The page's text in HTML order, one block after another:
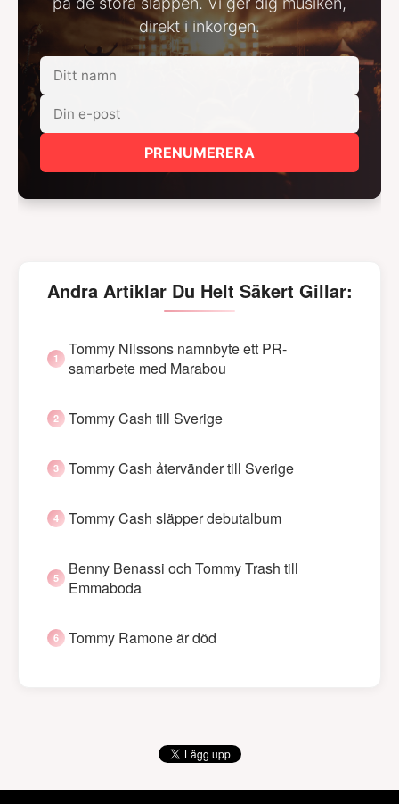
direkt i inkorgen.
PRENUMERERA
Andra Artiklar Du Helt Säkert Gillar:
Tommy Nilssons namnbyte ett PR-
samarbete med Marabou
Tommy Cash till Sverige
Tommy Cash återvänder till Sverige
Tommy Cash släpper debutalbum
Benny Benassi och Tommy Trash till
Emmaboda
Tommy Ramone är död